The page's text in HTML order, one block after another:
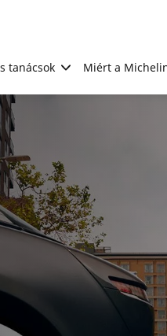
tanácsok Miért a